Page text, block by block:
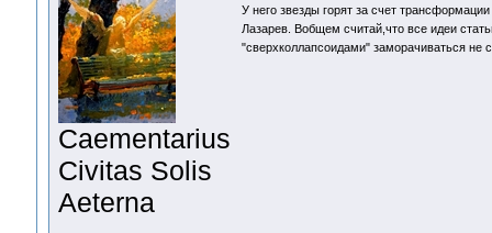
Сaementarius
Civitas Solis
Aeterna
У него звезды горят за счет
Лазарев. Вобщем считай,что все идеи
"сверхколлапсоидами" заморачиваться не